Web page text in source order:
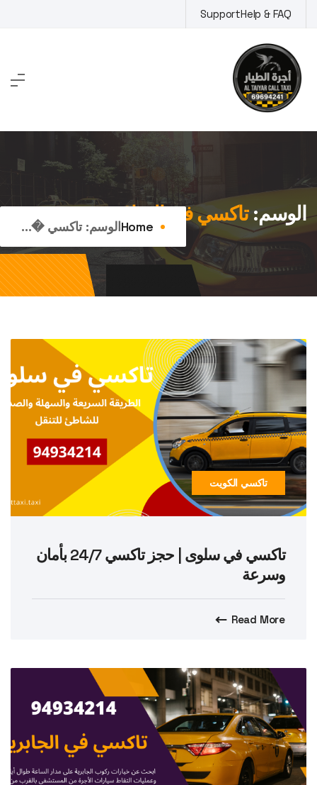
to
content
Help & FAQ
Support
الوسم:تاكسي في السلام
Homeالوسم: تاكسي �...
تاكسي الكويت
تاكسي في سلوى | حجز تاكسي 24/7 بأمان
وسرعة
Read More